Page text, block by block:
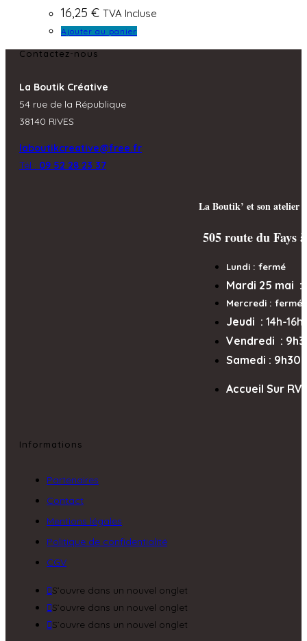
16,25 € TVA Incluse
Ajouter au panier
Contactez-nous
La Boutik Créative
54 rue de la République
38140 RIVES
laboutikcreative@free.fr
Tél : 09 52 28 23 37
La Boutik’ et son atelier
505 route du Fays à
Lundi : fermé
Mardi 25 mai :
Mercredi : fermé
Jeudi : 14h-16h
Vendredi :
Samedi : 9h30-
Accueil Sur RV
Informations
Partenaires
Contact
Mentions légales
Politique de confidentialité
CGV
S’ouvre dans un nouvel onglet
S’ouvre dans un nouvel onglet
S’ouvre dans un nouvel onglet